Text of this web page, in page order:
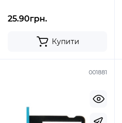
25.90грн.
Купити
001881